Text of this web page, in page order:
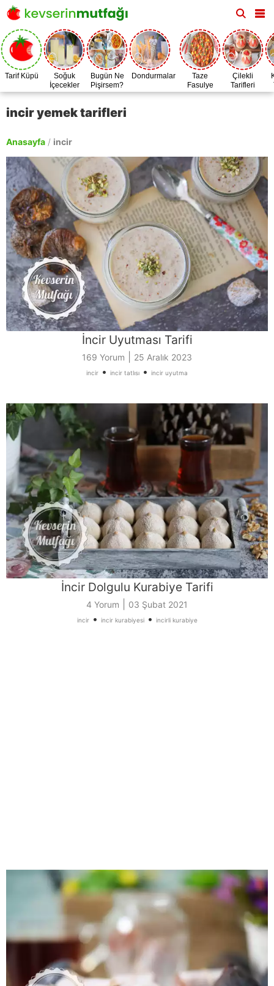
Tarif Küpü
Soğuk
İçecekler
Bugün Ne
Pişirsem?
Dondurmalar
Taze
Fasulye
Zamanı
Çilekli
Tarifleri
incir yemek tarifleri
Anasayfa / incir
İncir Uyutması Tarifi
169 Yorum 25 Aralık 2023
incir • incir tatlısı • incir uyutma
İncir Dolgulu Kurabiye Tarifi
4 Yorum 03 Şubat 2021
incir• incir kurabiyesi• incirli kurabiye